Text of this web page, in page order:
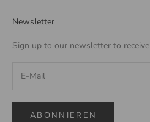
Newsletter
Sign up to our newsletter to
ABONNIEREN